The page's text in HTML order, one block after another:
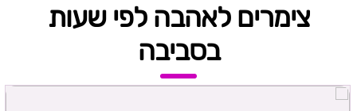
צימרים לאהבה לפי שעות
בסביבה